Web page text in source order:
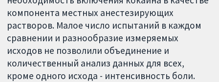
компонента местных анестезирующих
растворов. Малое число испытаний в каждом
сравнении и разнообразие измеряемых
исходов не позволили объединение и
количественный анализ данных для всех,
кроме одного исхода - интенсивность боли.